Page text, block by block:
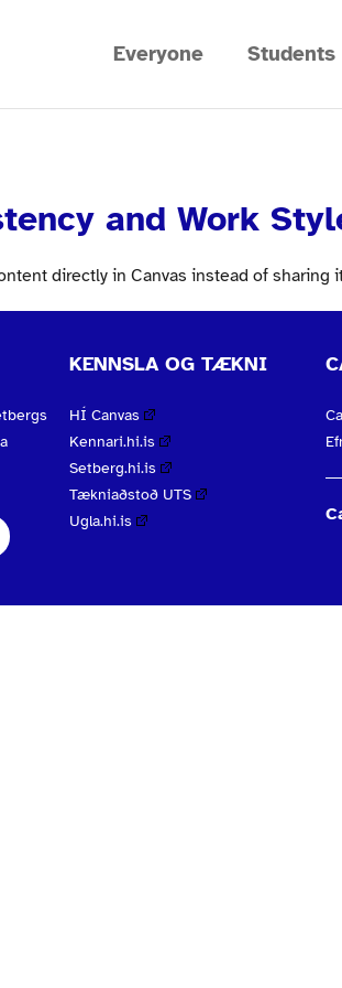
Everyone Students
and Work
directly in Canvas instead of sharing
KENNSLA OG TÆKNI
HÍ Canvas
Kennari.hi.is
Setberg.hi.is
Tækniaðstoð UTS
Ugla.hi.is